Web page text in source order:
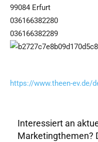
99084 Erfurt
036166382280
036166382289
https://www.theen-ev.de/
Interessiert an
Marketingthemen?